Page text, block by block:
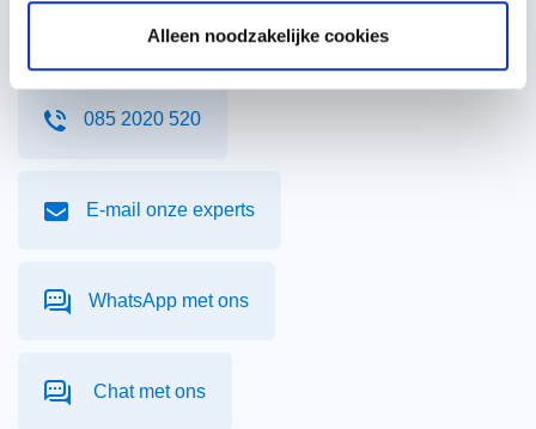
Alleen noodzakelijke cookies
Neem contact met ons op. Onze dakpanspecialisten zitten
klaar om je te helpen.
085 2020 520
E-mail onze experts
WhatsApp met ons
Chat met ons